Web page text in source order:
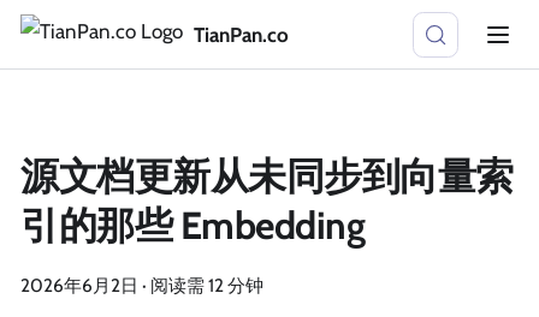
TianPan.co
源文档更新从未同步到向量索
引的那些 Embedding
2026年6月2日 · 阅读需 12 分钟